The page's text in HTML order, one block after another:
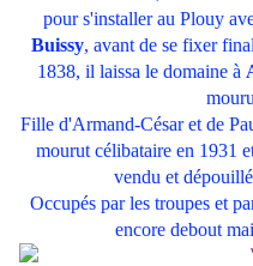
pour s'installer au Plouy
Buissy, avant de se fixer
1838, il laissa le domaine à
Fille d'Armand-César et de
mourut célibataire en 1931
vendu et
Occupés par les troupes et
encore debout